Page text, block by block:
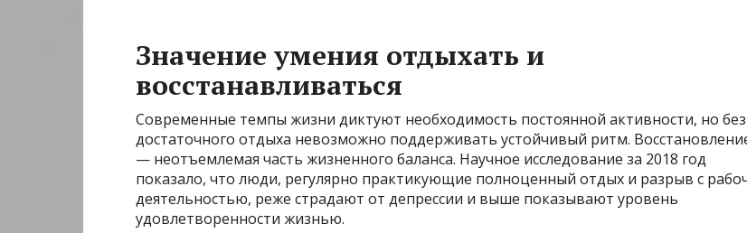
Значение умения отдыхать и
восстанавливаться
Современные темпы жизни диктуют необходимость постоянной активности, но без
достаточного отдыха невозможно поддерживать устойчивый ритм.
— неотъемлемая часть жизненного баланса. Научное исследование за 2018 год
показало, что люди, регулярно практикующие полноценный отдых и разрыв с
деятельностью, реже страдают от депрессии и выше показывают уровень
удовлетворенности жизнью.